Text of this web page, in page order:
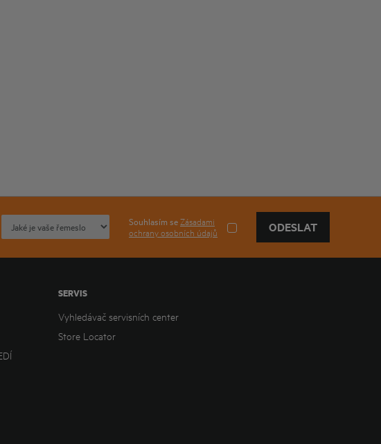
Souhlasím seZásadami
ochrany osobních údajů
ODESLAT
SERVIS
Vyhledávač servisních center
Store Locator